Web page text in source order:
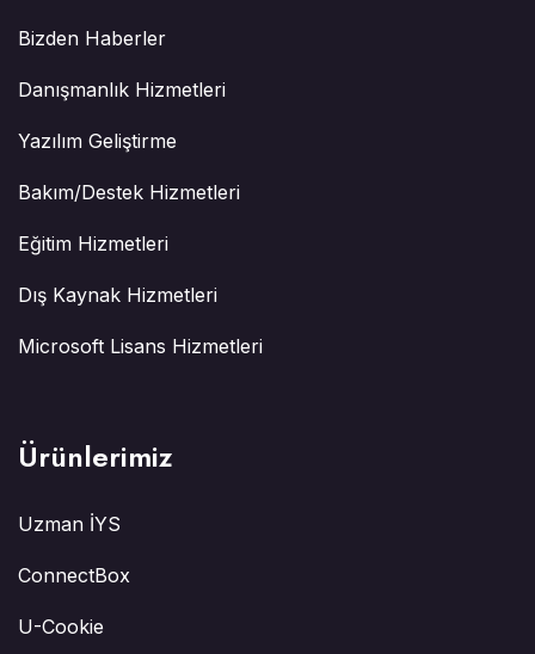
Bizden Haberler
Danışmanlık Hizmetleri
Yazılım Geliştirme
Bakım/Destek Hizmetleri
Eğitim Hizmetleri
Dış Kaynak Hizmetleri
Microsoft Lisans Hizmetleri
Ürünlerimiz
Uzman İYS
ConnectBox
U-Cookie